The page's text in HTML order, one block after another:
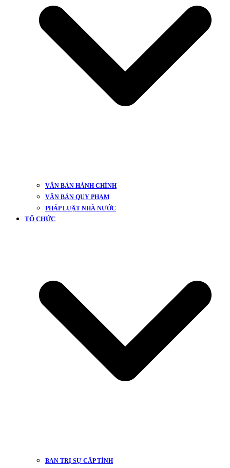
VĂN BẢN HÀNH CHÍNH
VĂN BẢN QUY PHẠM
PHÁP LUẬT NHÀ NƯỚC
TỔ CHỨC
BAN TRỊ SỰ CẤP TỈNH